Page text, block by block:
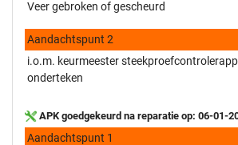
Veer gebroken of gescheurd
Aandachtspunt 2
i.o.m. keurmeester
onderteken
APK goedgekeurd na reparatie op: 06-01-
Aandachtspunt 1